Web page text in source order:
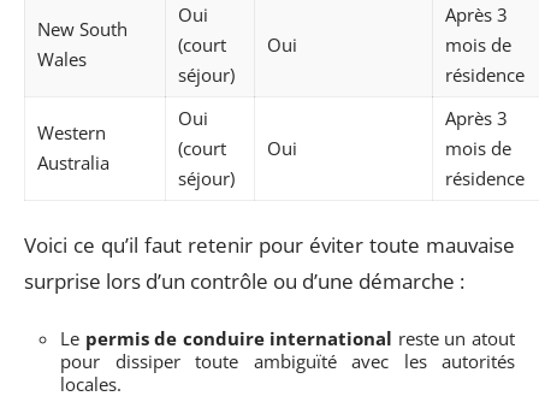
New South
Wales
Oui
(court
séjour)
Oui
Après 3
mois de
résidence
Western
Australia
Oui
(court
séjour)
Oui
Après 3
mois de
résidence
Voici ce qu’il faut retenir pour éviter toute mauvaise
surprise lors d’un contrôle ou d’une démarche :
Le permis de conduire international reste un atout
pour dissiper toute ambiguïté avec les autorités
locales.